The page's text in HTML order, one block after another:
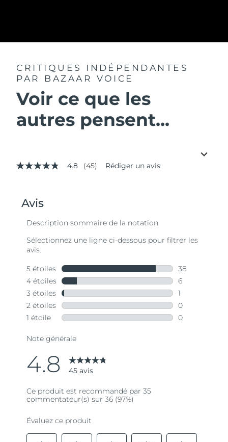
CRITIQUES INDÉPENDANTES
PAR BAZAAR VOICE
Voir ce que les
autres pensent...
4.8
valeur
note
Read
Lien
même
4.8 (45) Rédiger un avis